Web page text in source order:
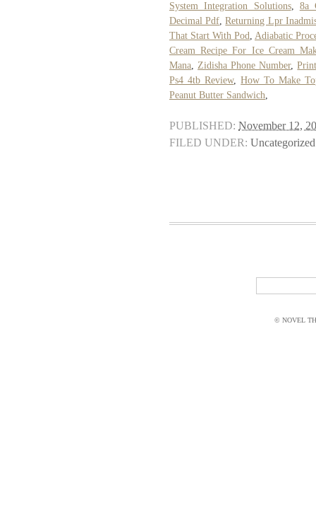
System Integration Solutions, 8a
Decimal Pdf,Returning Lpr
That Start With Pod, Adiabatic
Cream Recipe For Ice Cream
Mana,Zidisha Phone Number,
Ps4 4tb Review,How To Make
Peanut Butter Sandwich,
PUBLISHED: November 12,
FILED UNDER: Uncategorized
© NOVEL